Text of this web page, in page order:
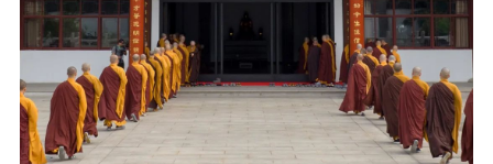
观世音热线
菩提静修营
观自在禅修营
教理研究